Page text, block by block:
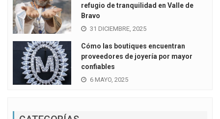
refugio de tranquilidad en Valle de
Bravo
31 DICIEMBRE, 2025
Cómo las boutiques encuentran
proveedores de joyería por mayor
confiables
6 MAYO, 2025